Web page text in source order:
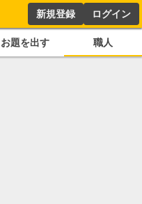
新規登録 ログイン
お題を出す 職人